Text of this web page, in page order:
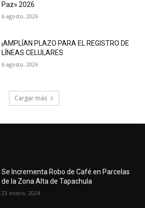
Paz» 2026
6 agosto, 2026
¡AMPLÍAN PLAZO PARA EL REGISTRO DE
LÍNEAS CELULARES
6 agosto, 2026
Cargar más
Se Incrementa Robo de Café en Parcelas
de la Zona Alta de Tapachula
23 enero, 2024